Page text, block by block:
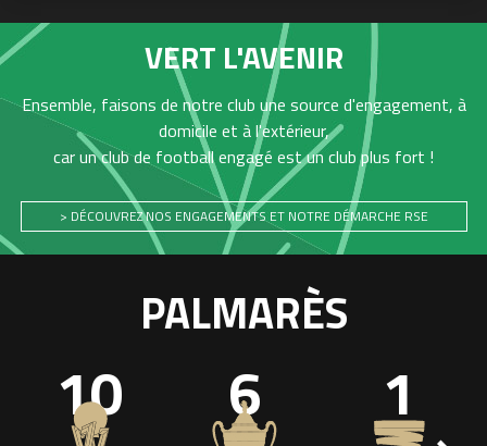
VERT L'AVENIR
Ensemble, faisons de notre club une source d'engagement, à
domicile et à l'extérieur,
car un club de football engagé est un club plus fort !
> DÉCOUVREZ NOS ENGAGEMENTS ET NOTRE DÉMARCHE RSE
PALMARÈS
10 6 1